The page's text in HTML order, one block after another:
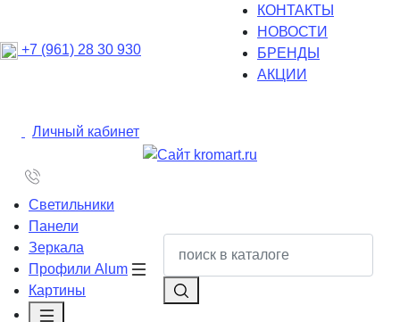
+7 (961) 28 30 930
КОНТАКТЫ
НОВОСТИ
БРЕНДЫ
АКЦИИ
Личный кабинет
Светильники
Панели
Зеркала
Профили Alum
Картины